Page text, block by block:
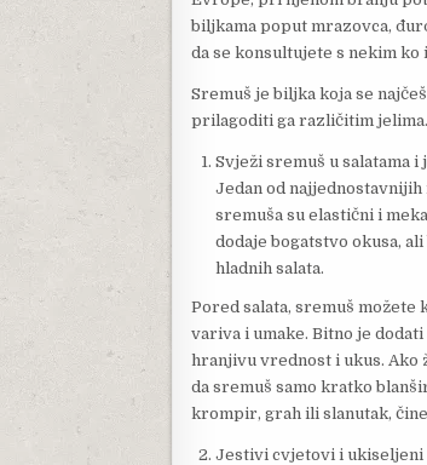
biljkama poput mrazovca,
da se konsultujete s nekim ko
Sremuš je biljka koja se
prilagoditi ga različitim jelima.
Svježi sremuš u salatama i
Jedan od
sremuša su elastični i
dodaje bogatstvo okusa,
hladnih salata.
Pored salata, sremuš možete
variva i umake. Bitno je
hranjivu vrednost i ukus.
da sremuš samo kratko
krompir, grah ili slanutak,
Jestivi cvjetovi i